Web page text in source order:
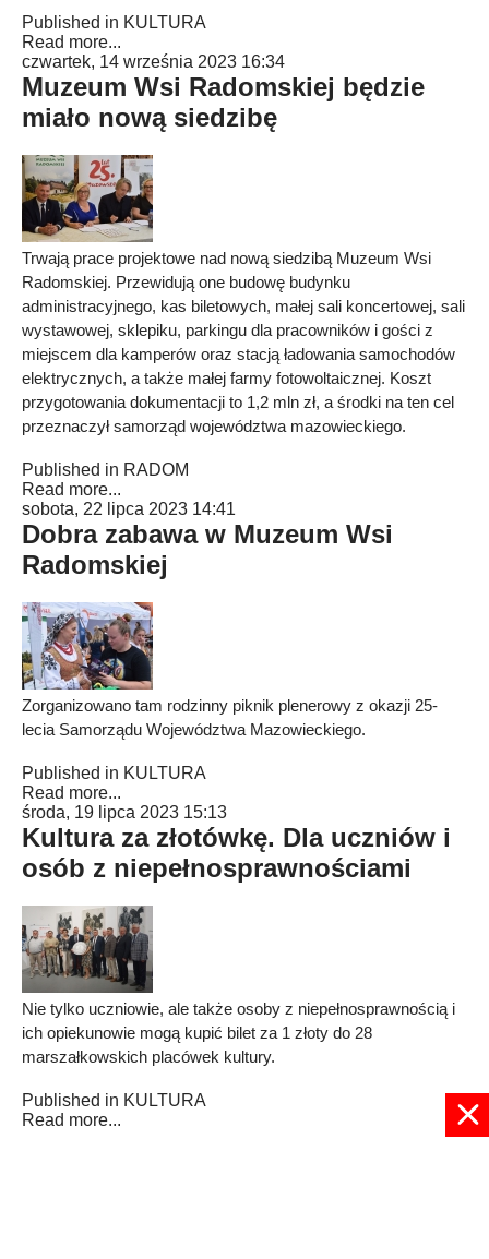
Published in KULTURA
Read more...
czwartek, 14 września 2023 16:34
Muzeum Wsi Radomskiej będzie
miało nową siedzibę
Trwają prace projektowe nad nową siedzibą Muzeum Wsi
Radomskiej. Przewidują one budowę budynku
administracyjnego, kas biletowych, małej sali koncertowej, sali
wystawowej, sklepiku, parkingu dla pracowników i gości z
miejscem dla kamperów oraz stacją ładowania samochodów
elektrycznych, a także małej farmy fotowoltaicznej. Koszt
przygotowania dokumentacji to 1,2 mln zł, a środki na ten cel
przeznaczył samorząd województwa mazowieckiego.
Published in RADOM
Read more...
sobota, 22 lipca 2023 14:41
Dobra zabawa w Muzeum Wsi
Radomskiej
Zorganizowano tam rodzinny piknik plenerowy z okazji 25-
lecia Samorządu Województwa Mazowieckiego.
Published in KULTURA
Read more...
środa, 19 lipca 2023 15:13
Kultura za złotówkę. Dla uczniów i
osób z niepełnosprawnościami
Nie tylko uczniowie, ale także osoby z niepełnosprawnością i
ich opiekunowie mogą kupić bilet za 1 złoty do 28
marszałkowskich placówek kultury.
Published in KULTURA
Read more...